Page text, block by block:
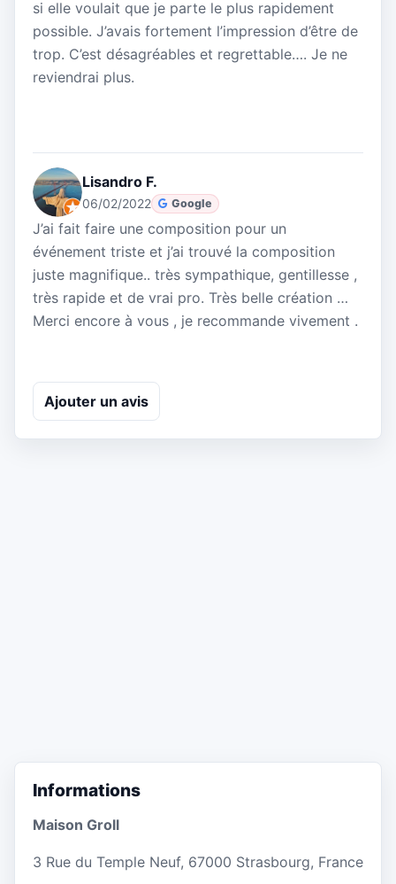
si elle voulait que je parte le plus rapidement
possible. J’avais fortement l’impression d’être de
trop. C’est désagréables et regrettable…. Je ne
reviendrai plus.
Lisandro F.
06/02/2022 Google
J’ai fait faire une composition pour un
événement triste et j’ai trouvé la composition
juste magnifique.. très sympathique, gentillesse ,
très rapide et de vrai pro. Très belle création …
Merci encore à vous , je recommande vivement .
Ajouter un avis
Informations
Maison Groll
3 Rue du Temple Neuf, 67000 Strasbourg, France